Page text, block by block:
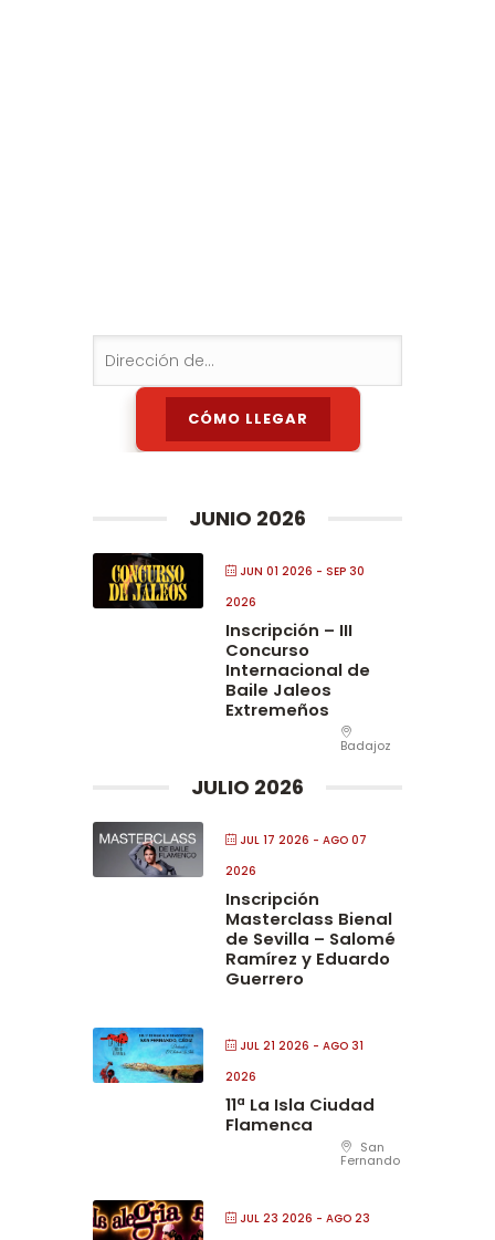
JUNIO 2026
JUN 01 2026 - SEP 30
2026
Inscripción – III
Concurso
Internacional de
Baile Jaleos
Extremeños
Badajoz
JULIO 2026
JUL 17 2026 - AGO 07
2026
Inscripción
Masterclass Bienal
de Sevilla – Salomé
Ramírez y Eduardo
Guerrero
JUL 21 2026 - AGO 31
2026
11ª La Isla Ciudad
Flamenca
San
Fernando
JUL 23 2026 - AGO 23